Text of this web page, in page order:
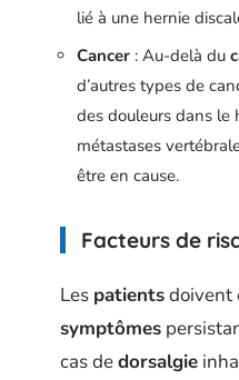
lié à une hernie
Cancer : Au-delà du
d’autres types de
des douleurs dans le
métastases
être en cause.
Facteurs de
Les patientsdoivent
symptômes
cas dedorsalgie